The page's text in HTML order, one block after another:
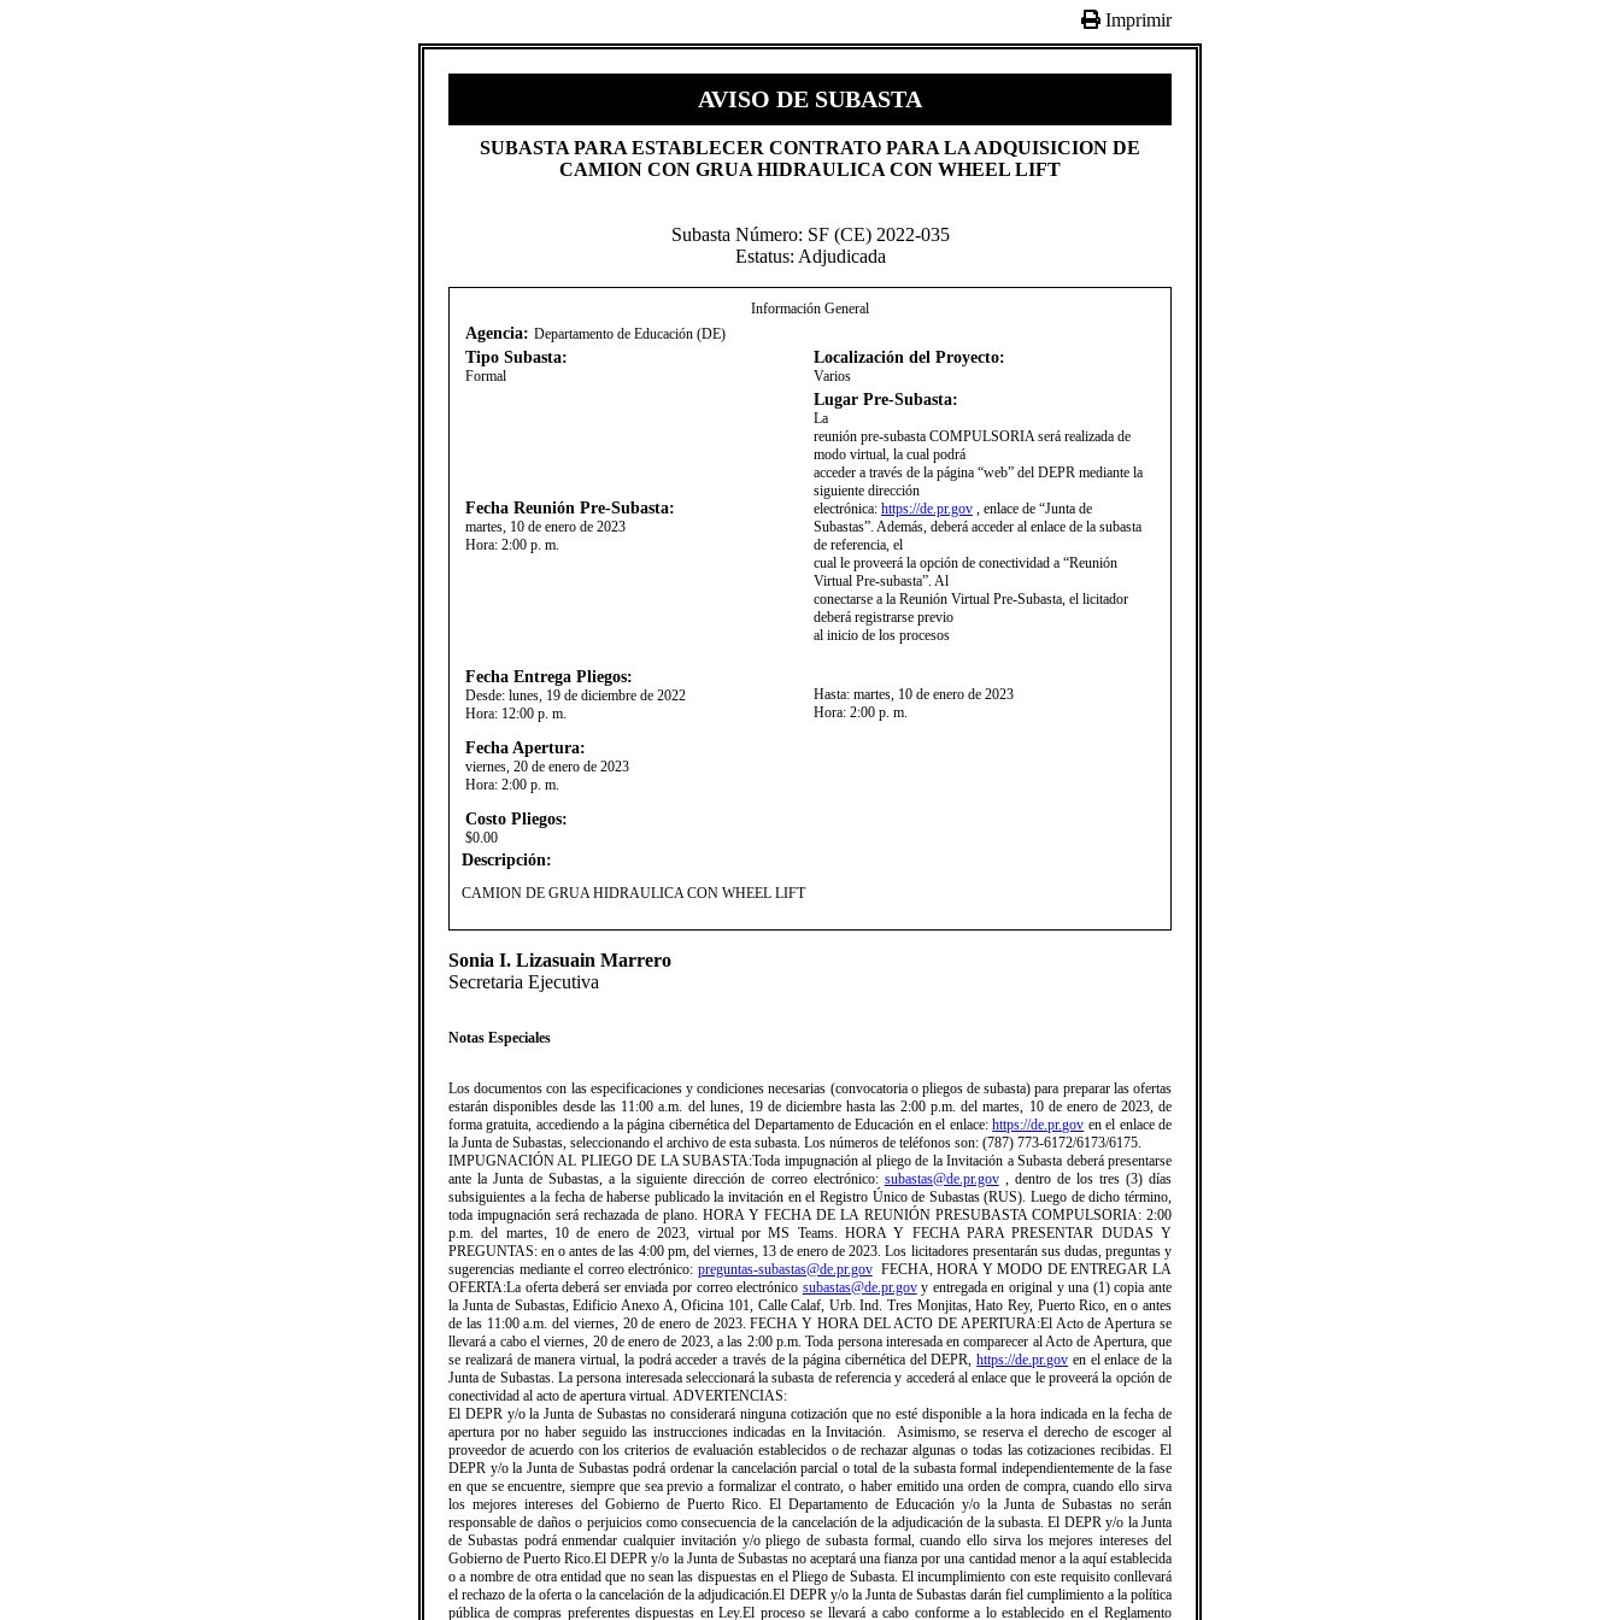
Imprimir
AVISO DE SUBASTA
​SUBASTA PARA ESTABLECER CONTRATO PARA LA ADQUISICION DE
CAMION CON GRUA HIDRAULICA CON WHEEL LIFT
Subasta Número: SF (CE) 2022-035
Estatus: Adjudicada
Información General
Agencia: Departamento de Educación (DE)
Tipo Subasta:
Formal
Localización del Proyecto:
Varios
Fecha Reunión Pre-Subasta:
martes, 10 de enero de 2023
Hora: 2:00 p. m.
Lugar Pre-Subasta:
​La
reunión pre-subasta COMPULSORIA será realizada de
modo virtual, la cual podrá
acceder a través de la página “web” del DEPR mediante la
siguiente dirección
electrónica: https://de.pr.gov , enlace de “Junta de
Subastas”. Además, deberá acceder al enlace de la subasta
de referencia, el
cual le proveerá la opción de conectividad a “Reunión
Virtual Pre-subasta”. Al
conectarse a la Reunión Virtual Pre-Subasta, el licitador
deberá registrarse previo
al inicio de los procesos
Fecha Entrega Pliegos:
Desde: lunes, 19 de diciembre de 2022
Hora: 12:00 p. m.
Hasta: martes, 10 de enero de 2023
Hora: 2:00 p. m.
Fecha Apertura:
viernes, 20 de enero de 2023
Hora: 2:00 p. m.
Costo Pliegos:
$0.00
Descripción:
​CAMION DE GRUA HIDRAULICA CON WHEEL LIFT
Sonia I. Lizasuain Marrero
Secretaria Ejecutiva
Notas Especiales
Los documentos con las especificaciones y condiciones necesarias (convocatoria o pliegos de subasta) para preparar las ofertas
estarán disponibles desde las 11:00 a.m. del lunes, 19 de diciembre hasta las 2:00 p.m. del martes, 10 de enero de 2023, de
forma gratuita, accediendo a la página cibernética del Departamento de Educación en el enlace:https://de.pr.gov en el enlace de
la Junta de Subastas, seleccionando el archivo de esta subasta. Los números de teléfonos son: (787) 773-6172/6173/6175.
IMPUGNACIÓN AL PLIEGO DE LA SUBASTA:Toda impugnación al pliego de la Invitación a Subasta deberá presentarse
ante la Junta de Subastas, a la siguiente dirección de correo electrónico: subastas@de.pr.gov, dentro de los tres (3) días
subsiguientes a la fecha de haberse publicado la invitación en el Registro Único de Subastas (RUS). Luego de dicho término,
toda impugnación será rechazada de plano. HORA Y FECHA DE LA REUNIÓN PRESUBASTA COMPULSORIA: 2:00
p.m. del martes, 10 de enero de 2023, virtual por MS Teams. HORA Y FECHA PARA PRESENTAR DUDAS Y
PREGUNTAS: en o antes de las 4:00 pm, del viernes, 13 de enero de 2023. Los licitadores presentarán sus dudas, preguntas y
sugerencias mediante el correo electrónico: preguntas-subastas@de.pr.govFECHA, HORA Y MODO DE ENTREGAR LA
OFERTA:La oferta deberá ser enviada por correo electrónico subastas@de.pr.govy entregada en original y una (1) copia ante
la Junta de Subastas, Edificio Anexo A, Oficina 101, Calle Calaf, Urb. Ind. Tres Monjitas, Hato Rey, Puerto Rico, en o antes
de las 11:00 a.m. del viernes, 20 de enero de 2023. FECHA Y HORA DEL ACTO DE APERTURA:El Acto de Apertura se
llevará a cabo el viernes, 20 de enero de 2023, a las 2:00 p.m. Toda persona interesada en comparecer al Acto de Apertura, que
se realizará de manera virtual, la podrá acceder a través de la página cibernética del DEPR,https://de.pr.gov en el enlace de la
Junta de Subastas. La persona interesada seleccionará la subasta de referencia y accederá al enlace que le proveerá la opción de
conectividad al acto de apertura virtual. ADVERTENCIAS:
El DEPR y/o la Junta de Subastas no considerará ninguna cotización que no esté disponible a la hora indicada en la fecha de
apertura por no haber seguido las instrucciones indicadas en la Invitación. Asimismo, se reserva el derecho de escoger al
proveedor de acuerdo con los criterios de evaluación establecidos o de rechazar algunas o todas las cotizaciones recibidas. El
DEPR y/o la Junta de Subastas podrá ordenar la cancelación parcial o total de la subasta formal independientemente de la fase
en que se encuentre, siempre que sea previo a formalizar el contrato, o haber emitido una orden de compra, cuando ello sirva
los mejores intereses del Gobierno de Puerto Rico. El Departamento de Educación y/o la Junta de Subastas no serán
responsable de daños o perjuicios como consecuencia de la cancelación de la adjudicación de la subasta. El DEPR y/o la Junta
de Subastas podrá enmendar cualquier invitación y/o pliego de subasta formal, cuando ello sirva los mejores intereses del
Gobierno de Puerto Rico.El DEPR y/o la Junta de Subastas no aceptará una fianza por una cantidad menor a la aquí establecida
o a nombre de otra entidad que no sean las dispuestas en el Pliego de Subasta. El incumplimiento con este requisito conllevará
el rechazo de la oferta o la cancelación de la adjudicación.El DEPR y/o la Junta de Subastas darán fiel cumplimiento a la política
pública de compras preferentes dispuestas en Ley.El proceso se llevará a cabo conforme a lo establecido en el Reglamento